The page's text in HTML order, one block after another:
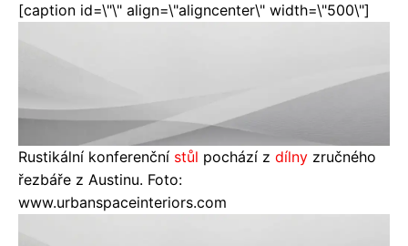
[caption id=\"\" align=\"aligncenter\" width=\"500\"]
Rustikální konferenční stůl pochází z dílny zručného
řezbáře z Austinu. Foto:
www.urbanspaceinteriors.com